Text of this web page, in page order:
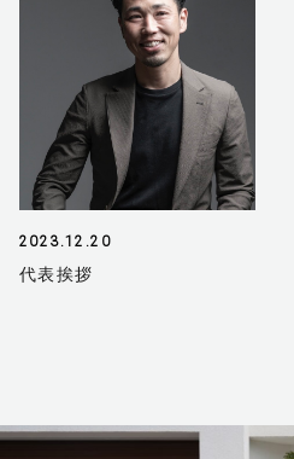
お問い合
展示場ア
ご依頼
2023.12.20
代表挨拶